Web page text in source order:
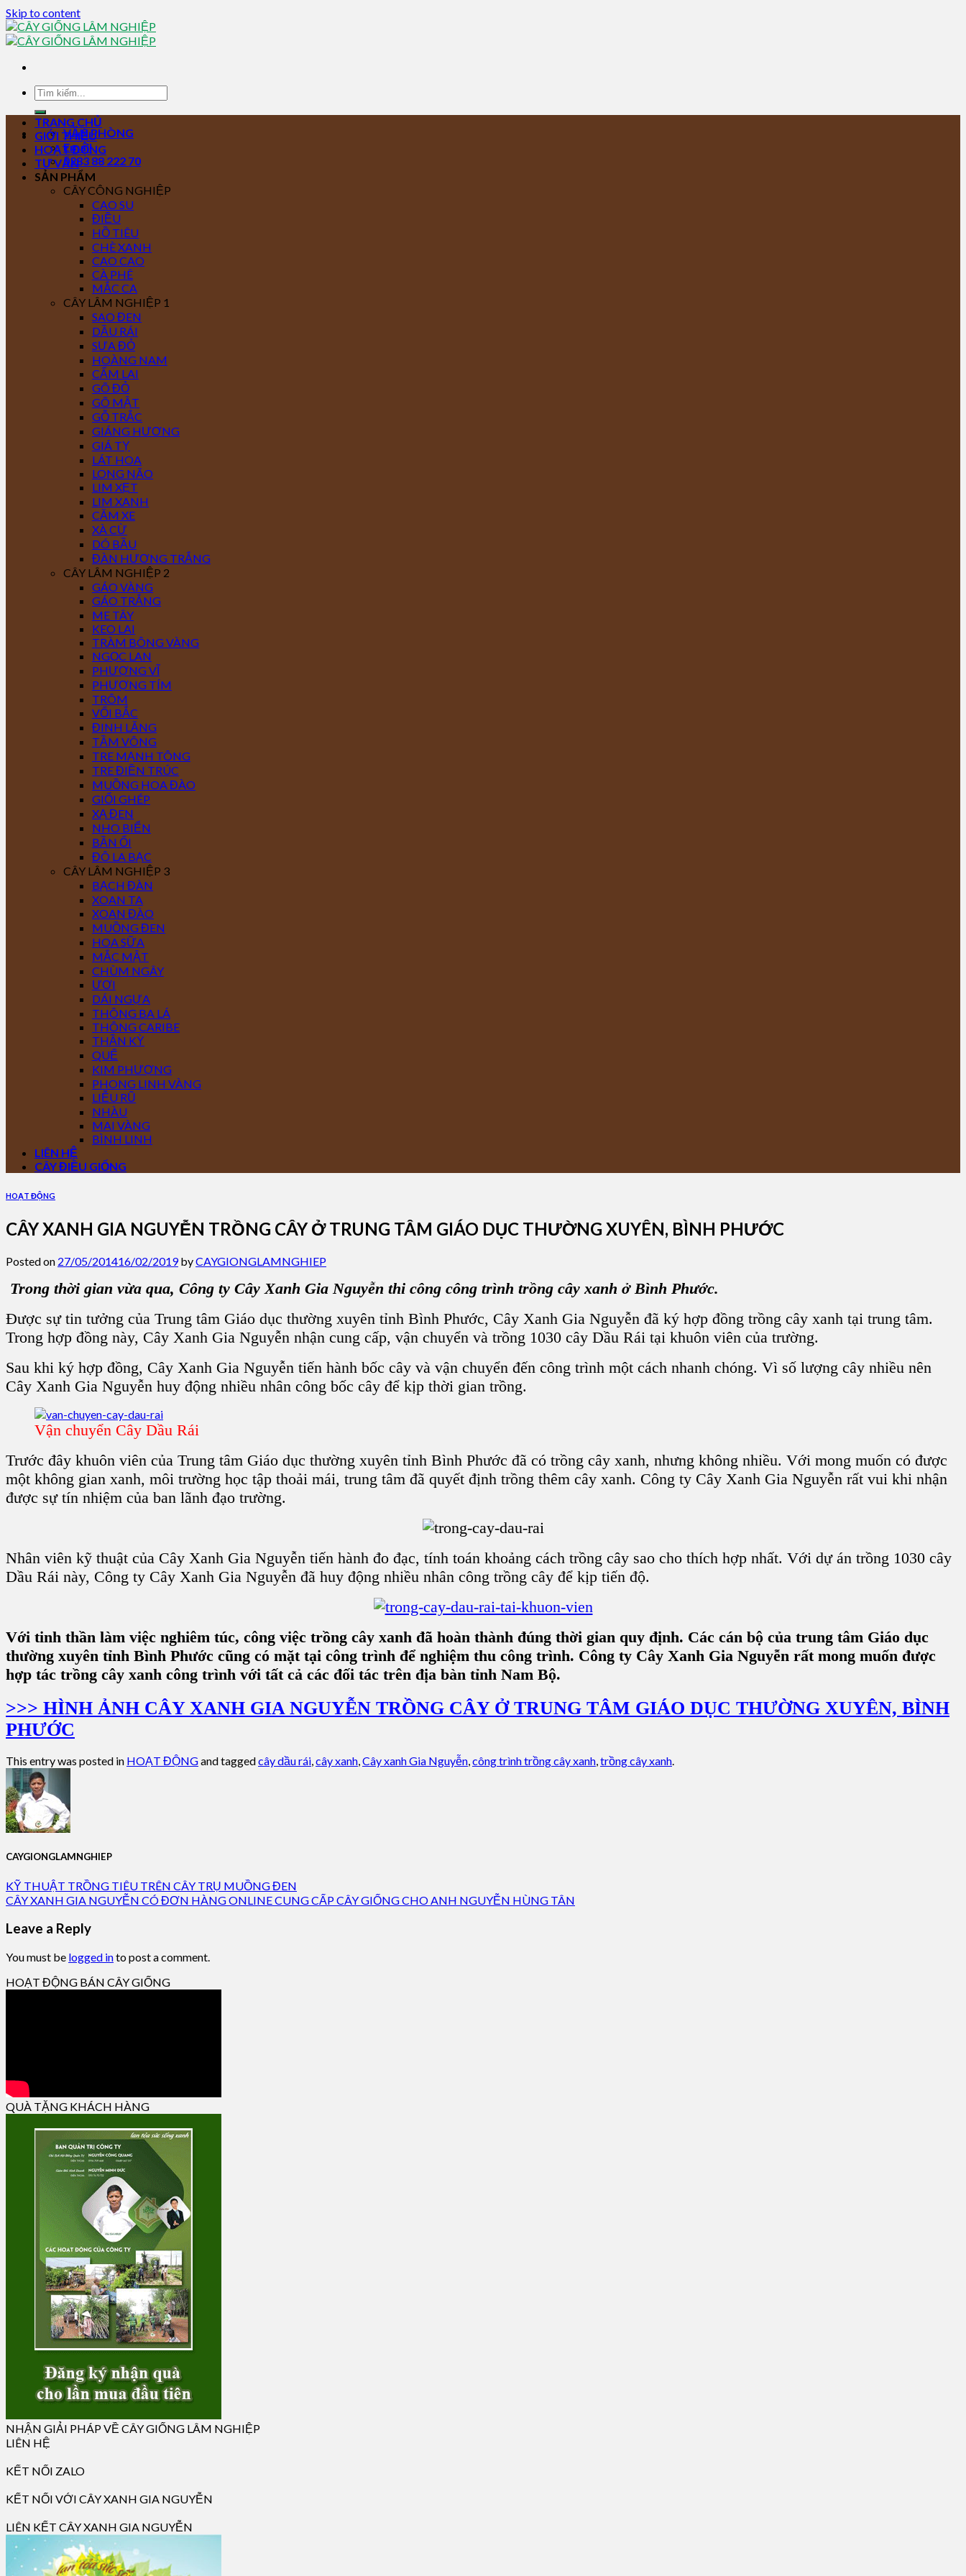
Skip to content
VĂN PHÒNG
Email
0283 88 222 70
TRANG CHỦ
GIỚI THIỆU
HOẠT ĐỘNG
TƯ VẤN
SẢN PHẨM
CÂY CÔNG NGHIỆP
CAO SU
ĐIỀU
HỒ TIÊU
CHÈ XANH
CAO CAO
CÀ PHÊ
MẮC CA
CÂY LÂM NGHIỆP 1
SAO ĐEN
DẦU RÁI
SƯA ĐỎ
HOÀNG NAM
CẨM LAI
GÕ ĐỎ
GÕ MẬT
GỖ TRẮC
GIÁNG HƯƠNG
GIÁ TỴ
LÁT HOA
LONG NÃO
LIM XẸT
LIM XANH
CĂM XE
XÀ CỪ
DÓ BẦU
ĐÀN HƯƠNG TRẮNG
CÂY LÂM NGHIỆP 2
GÁO VÀNG
GÁO TRẮNG
ME TÂY
KEO LAI
TRÀM BÔNG VÀNG
NGỌC LAN
PHƯỢNG VĨ
PHƯỢNG TÍM
TRÔM
VỐI BẮC
ĐINH LĂNG
TẦM VÔNG
TRE MẠNH TÔNG
TRE ĐIỀN TRÚC
MUỒNG HOA ĐÀO
GIỔI GHÉP
XẠ ĐEN
NHO BIỂN
BẦN ỔI
ĐÔ LA BẠC
CÂY LÂM NGHIỆP 3
BẠCH ĐÀN
XOAN TA
XOAN ĐÀO
MUỒNG ĐEN
HOA SỮA
MẮC MẬT
CHÙM NGÂY
ƯƠI
DÁI NGỰA
THÔNG BA LÁ
THÔNG CARIBE
THẦN KỲ
QUẾ
KIM PHƯỢNG
PHONG LINH VÀNG
LIỄU RŨ
NHÀU
MAI VÀNG
BÌNH LINH
LIÊN HỆ
CÂY ĐIỀU GIỐNG
HOẠT ĐỘNG
CÂY XANH GIA NGUYỄN TRỒNG CÂY Ở TRUNG TÂM GIÁO DỤC THƯỜNG XUYÊN, BÌNH PHƯỚC
Posted on 27/05/201416/02/2019byCAYGIONGLAMNGHIEP
Trong thời gian vừa qua, Công ty Cây Xanh Gia Nguyễn thi công công trình trồng cây xanh ở Bình Phước.
Được sự tin tưởng của Trung tâm Giáo dục thường xuyên tỉnh Bình Phước, Cây Xanh Gia Nguyễn đã ký hợp đồng trồng cây xanh tại trung tâm.
Trong hợp đồng này, Cây Xanh Gia Nguyễn nhận cung cấp, vận chuyển và trồng 1030 cây Dầu Rái tại khuôn viên của trường.
Sau khi ký hợp đồng, Cây Xanh Gia Nguyễn tiến hành bốc cây và vận chuyển đến công trình một cách nhanh chóng. Vì số lượng cây nhiều nên
Cây Xanh Gia Nguyễn huy động nhiều nhân công bốc cây để kịp thời gian trồng.
Vận chuyển Cây Dầu Rái
Trước đây khuôn viên của Trung tâm Giáo dục thường xuyên tỉnh Bình Phước đã có trồng cây xanh, nhưng không nhiều. Với mong muốn có được
một không gian xanh, môi trường học tập thoải mái, trung tâm đã quyết định trồng thêm cây xanh. Công ty Cây Xanh Gia Nguyễn rất vui khi nhận
được sự tín nhiệm của ban lãnh đạo trường.
Nhân viên kỹ thuật của Cây Xanh Gia Nguyễn tiến hành đo đạc, tính toán khoảng cách trồng cây sao cho thích hợp nhất. Với dự án trồng 1030 cây
Dầu Rái này, Công ty Cây Xanh Gia Nguyễn đã huy động nhiều nhân công trồng cây để kịp tiến độ.
Với tinh thần làm việc nghiêm túc, công việc trồng cây xanh đã hoàn thành đúng thời gian quy định. Các cán bộ của trung tâm Giáo dục
thường xuyên tỉnh Bình Phước cũng có mặt tại công trình để nghiệm thu công trình. Công ty Cây Xanh Gia Nguyễn rất mong muốn được
hợp tác trồng cây xanh công trình với tất cả các đối tác trên địa bàn tỉnh Nam Bộ.
>>> HÌNH ẢNH CÂY XANH GIA NGUYỄN TRỒNG CÂY Ở TRUNG TÂM GIÁO DỤC THƯỜNG XUYÊN, BÌNH
PHƯỚC
This entry was posted in HOẠT ĐỘNGand taggedcây dầu rái,cây xanh,Cây xanh Gia Nguyễn,công trình trồng cây xanh,trồng cây xanh.
CAYGIONGLAMNGHIEP
KỸ THUẬT TRỒNG TIÊU TRÊN CÂY TRỤ MUỒNG ĐEN
CÂY XANH GIA NGUYỄN CÓ ĐƠN HÀNG ONLINE CUNG CẤP CÂY GIỐNG CHO ANH NGUYỄN HÙNG TÂN
Leave a Reply
You must be logged into post a comment.
HOẠT ĐỘNG BÁN CÂY GIỐNG
QUÀ TẶNG KHÁCH HÀNG
NHẬN GIẢI PHÁP VỀ CÂY GIỐNG LÂM NGHIỆP
LIÊN HỆ
KẾT NỐI ZALO
KẾT NỐI VỚI CÂY XANH GIA NGUYỄN
LIÊN KẾT CÂY XANH GIA NGUYỄN